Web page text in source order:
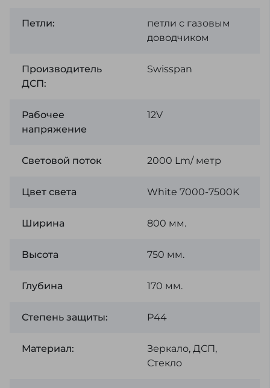
Петли:
петли с газовым
доводчиком
Производитель
ДСП:
Swisspan
Рабочее
напряжение
12V
Световой поток 2000 Lm/ метр
Цвет света White 7000-7500K
Ширина 800 мм.
Высота 750 мм.
Глубина 170 мм.
Степень защиты: P44
Материал:
Зеркало, ДСП,
Стекло